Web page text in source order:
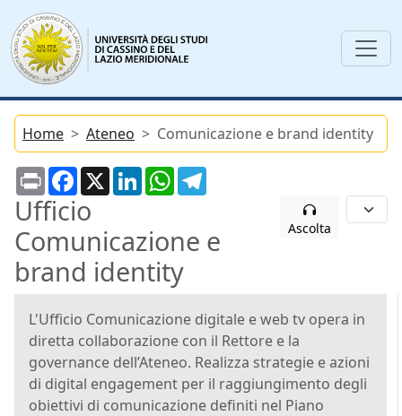
Home Ateneo Comunicazione e brand identity
PrintFacebook
X LinkedInWhatsApp
Ufficio
Comunicazione e
brand identity
Ascolta
L'Ufficio Comunicazione digitale e web tv opera in
diretta collaborazione con il Rettore e la
governance dell’Ateneo. Realizza strategie e azioni
di digital engagement per il raggiungimento degli
obiettivi di comunicazione definiti nel Piano